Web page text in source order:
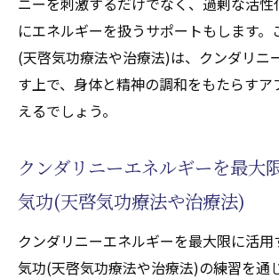
にエネルギーを扱うサポートもします。
(天啓気功療法や治療法)は、クンダリニ
す上で、身体と精神の調和をもたらす
えるでしょう。
クンダリニーエネルギーを最大
気功(天啓気功療法や治療法)
クンダリニーエネルギーを最大限に活用
気功(天啓気功療法や治療法)の練習を通